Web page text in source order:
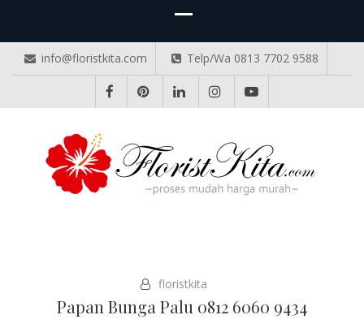
info@floristkita.com Telp/Wa 0813 7702 9588
floristkita
Papan Bunga Palu 0812 6060 9434